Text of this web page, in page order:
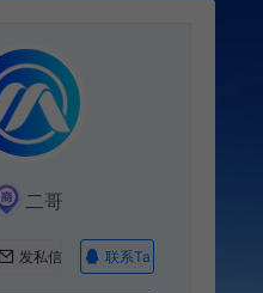
二哥
发私信 联系Ta